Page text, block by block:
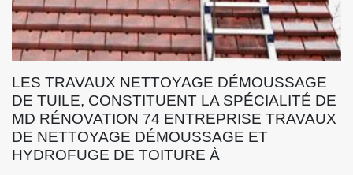
LES TRAVAUX NETTOYAGE DÉMOUSSAGE
DE TUILE, CONSTITUENT LA SPÉCIALITÉ DE
MD RÉNOVATION 74 ENTREPRISE TRAVAUX
DE NETTOYAGE DÉMOUSSAGE ET
HYDROFUGE DE TOITURE À